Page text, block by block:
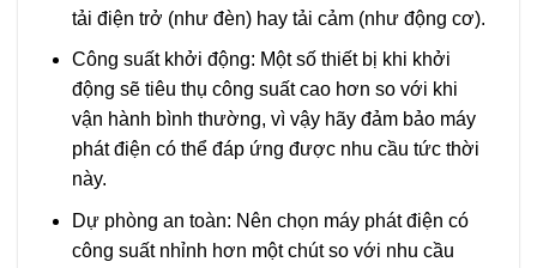
tải điện trở (như đèn) hay tải cảm (như động cơ).
Công suất khởi động: Một số thiết bị khi khởi
động sẽ tiêu thụ công suất cao hơn so với khi
vận hành bình thường, vì vậy hãy đảm bảo máy
phát điện có thể đáp ứng được nhu cầu tức thời
này.
Dự phòng an toàn: Nên chọn máy phát điện có
công suất nhỉnh hơn một chút so với nhu cầu